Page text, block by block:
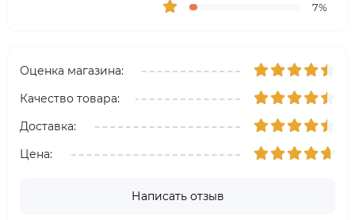
7%
Оценка магазина:
Качество товара:
Доставка:
Цена:
Написать отзыв